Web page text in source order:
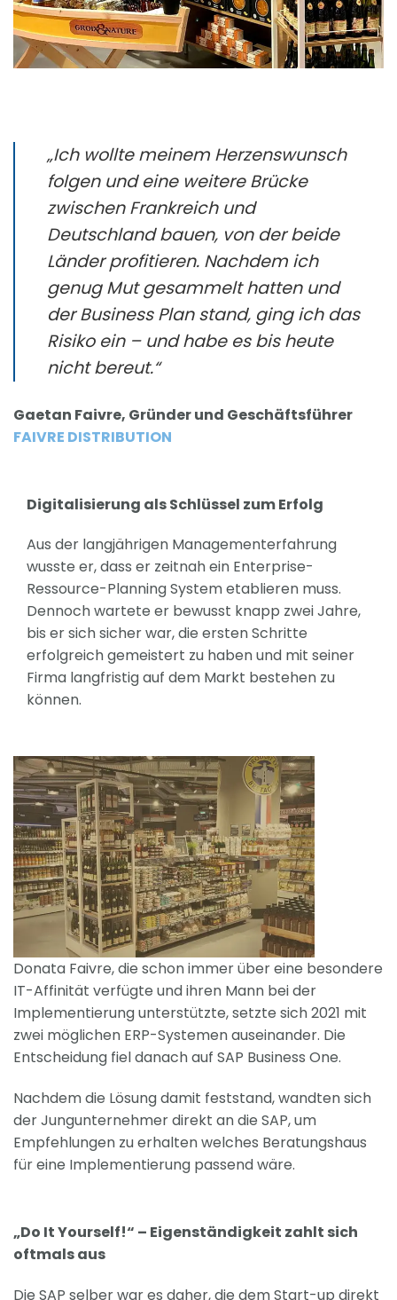
„Ich wollte meinem Herzenswunsch
folgen und eine weitere Brücke
zwischen Frankreich und
Deutschland bauen, von der beide
Länder profitieren. Nachdem ich
genug Mut gesammelt hatten und
der Business Plan stand, ging ich das
Risiko ein – und habe es bis heute
nicht bereut.“
Gaetan Faivre, Gründer und Geschäftsführer
FAIVRE DISTRIBUTION
Digitalisierung als Schlüssel zum Erfolg
Aus der langjährigen Managementerfahrung
wusste er, dass er zeitnah ein Enterprise-
Ressource-Planning System etablieren muss.
Dennoch wartete er bewusst knapp zwei Jahre,
bis er sich sicher war, die ersten Schritte
erfolgreich gemeistert zu haben und mit seiner
Firma langfristig auf dem Markt bestehen zu
können.
Donata Faivre, die schon immer über eine besondere
IT-Affinität verfügte und ihren Mann bei der
Implementierung unterstützte, setzte sich 2021 mit
zwei möglichen ERP-Systemen auseinander. Die
Entscheidung fiel danach auf SAP Business One.
Nachdem die Lösung damit feststand, wandten sich
der Jungunternehmer direkt an die SAP, um
Empfehlungen zu erhalten welches Beratungshaus
für eine Implementierung passend wäre.
„Do It Yourself!“ – Eigenständigkeit zahlt sich
oftmals aus
Die SAP selber war es daher, die dem Start-up direkt